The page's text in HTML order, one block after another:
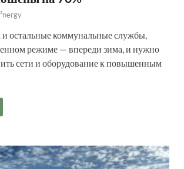
и остальные коммунальные службы,
режиме — впереди зима, и нужно
сети и оборудование к повышенным